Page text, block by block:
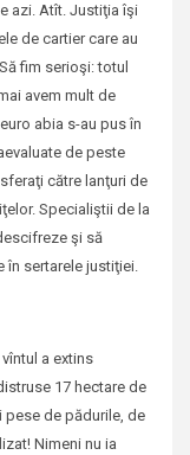
azi. Atît. Justiţia îşi
de cartier care au
fim serioşi: totul
avem mult de
abia s-au pus în
de peste
către lanţuri de
Specialiştii de la
şi să
în sertarele justiţiei.
a extins
17 hectare de
pese de pădurile, de
Nimeni nu ia